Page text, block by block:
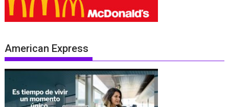
American Express